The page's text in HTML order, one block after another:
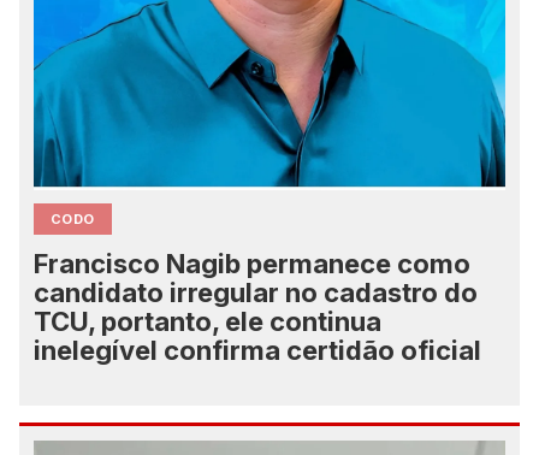
CODO
Francisco Nagib permanece como
candidato irregular no cadastro do
TCU, portanto, ele continua
inelegível confirma certidão oficial